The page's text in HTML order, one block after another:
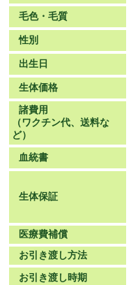
毛色・毛質
性別
出生日
生体価格
諸費用
（ワクチン代、送料な
ど）
血統書
生体保証
医療費補償
お引き渡し方法
お引き渡し時期